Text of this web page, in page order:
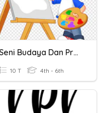
Seni Budaya Dan Prakarya
10 T 4th - 6th